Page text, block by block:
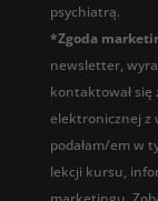
psychiatrą.
*Zgoda
newsletter,
kontaktował
elektronicznej z
podałam/em w
lekcji kursu,